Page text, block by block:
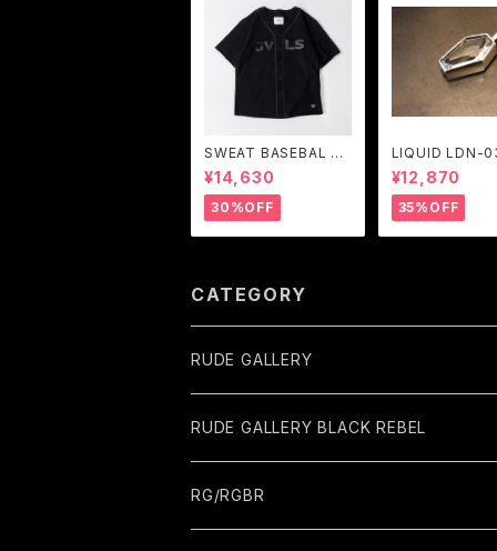
SWEAT BASEBAL S
HIRTS (BLACK) / GA
VIAL
¥14,630
30%OFF
LIQUID LDN-
RGENT GLEAM
¥12,870
35%OFF
CATEGORY
RUDE GALLERY
RUDE GALLERY BLACK REBEL
RG/RGBR